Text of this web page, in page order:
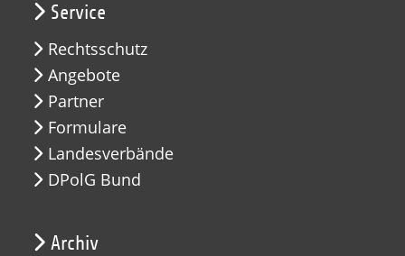
Service
Rechtsschutz
Angebote
Partner
Formulare
Landesverbände
DPolG Bund
Archiv